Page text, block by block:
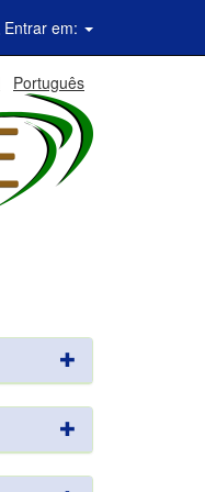
Entrar em:
Português